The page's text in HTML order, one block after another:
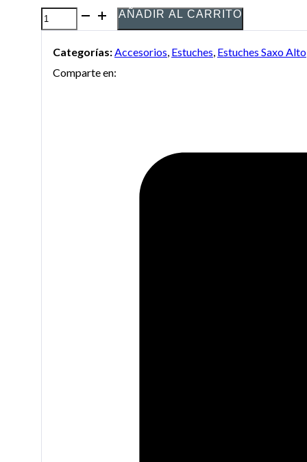
Estuche
Saxo
Alto
AÑADIR AL CARRITO
Categorías: Accesorios Estuches Estuches Saxo Alto
Comparte en: